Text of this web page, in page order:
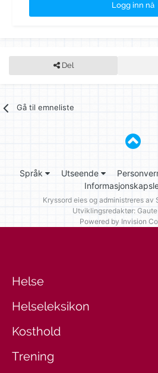
Logg inn nå
Del
Gå til emneliste
Språk Utseende
Kryssord eies og administreres av
Utviklingsredaktør:
Powered by Invision
Helse
Helseleksikon
Kosthold
Trening